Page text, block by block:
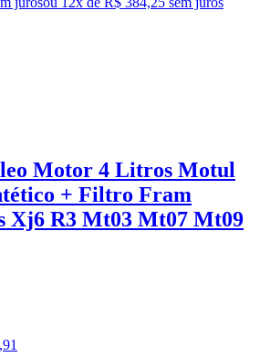
Motor 4 Litros Motul
+ Filtro Fram
Xj6 R3 Mt03 Mt07 Mt09
,91